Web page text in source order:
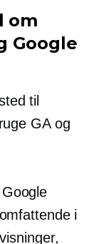
om
Google
til
GA og
i